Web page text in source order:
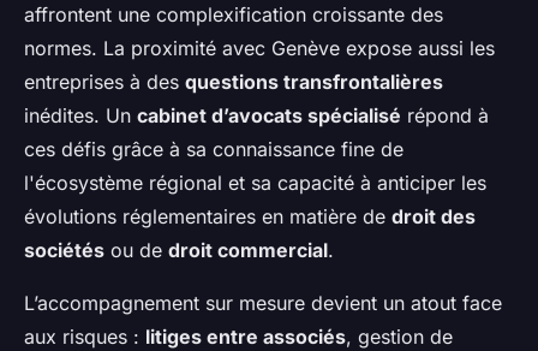
affrontent une complexification croissante des
normes. La proximité avec Genève expose aussi les
entreprises à des questions transfrontalières
inédites. Un cabinet d’avocats spécialisé répond à
ces défis grâce à sa connaissance fine de
l'écosystème régional et sa capacité à anticiper les
évolutions réglementaires en matière de droit des
sociétés ou de droit commercial.
L’accompagnement sur mesure devient un atout face
aux risques : litiges entre associés, gestion de